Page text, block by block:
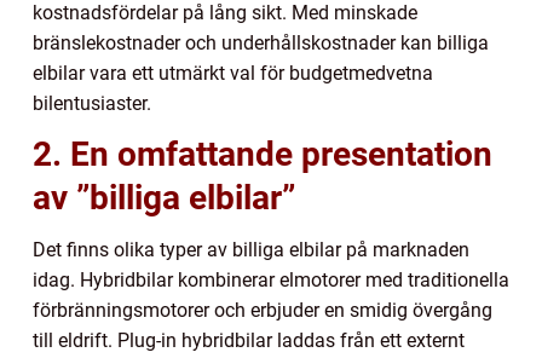
kostnadsfördelar på lång sikt. Med minskade
bränslekostnader och underhållskostnader kan billiga
elbilar vara ett utmärkt val för budgetmedvetna
bilentusiaster.
2. En omfattande presentation
av ”billiga elbilar”
Det finns olika typer av billiga elbilar på marknaden
idag. Hybridbilar kombinerar elmotorer med traditionella
förbränningsmotorer och erbjuder en smidig övergång
till eldrift. Plug-in hybridbilar laddas från ett externt